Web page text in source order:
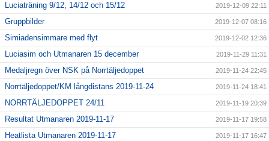
Luciaträning 9/12, 14/12 och 15/12 2019-12-09 22:11
Gruppbilder 2019-12-07 08:16
Simiadensimmare med flyt 2019-12-02 12:36
Luciasim och Utmanaren 15 december 2019-11-29 11:31
Medaljregn över NSK på Norrtäljedoppet 2019-11-24 22:45
Norrtäljedoppet/KM långdistans 2019-11-24 2019-11-24 18:41
NORRTÄLJEDOPPET 24/11 2019-11-19 20:39
Resultat Utmanaren 2019-11-17 2019-11-17 19:58
Heatlista Utmanaren 2019-11-17 2019-11-17 16:47